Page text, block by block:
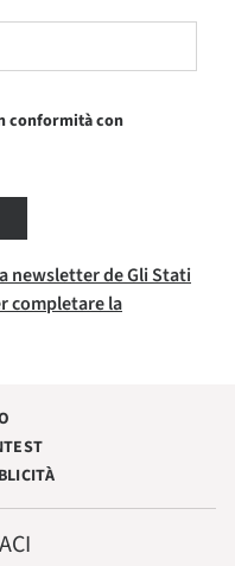
conformità con
newsletter de Gli Stati
completare la